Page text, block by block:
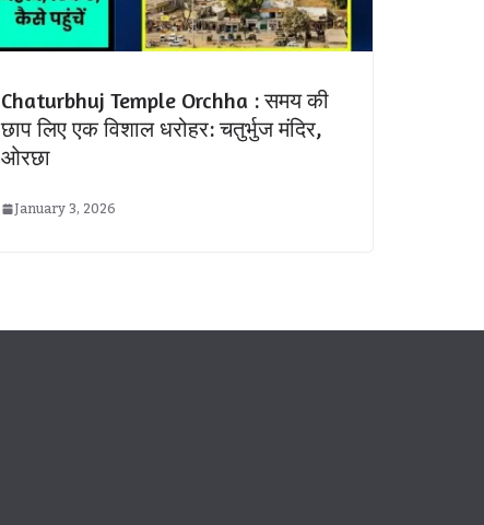
Chaturbhuj Temple Orchha : समय की
छाप लिए एक विशाल धरोहर: चतुर्भुज मंदिर,
ओरछा
January 3, 2026